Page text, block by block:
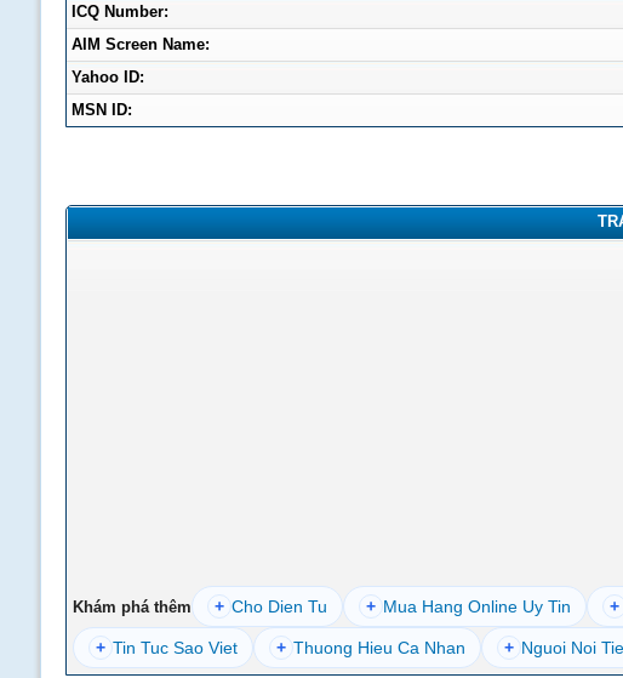
ICQ Number:
AIM Screen Name:
Yahoo ID:
MSN ID:
Khám phá thêm + Cho Dien Tu + Mua Hang Online Uy Tin +
+ Tin Tuc Sao Viet + Thuong Hieu Ca Nhan + Nguoi Noi